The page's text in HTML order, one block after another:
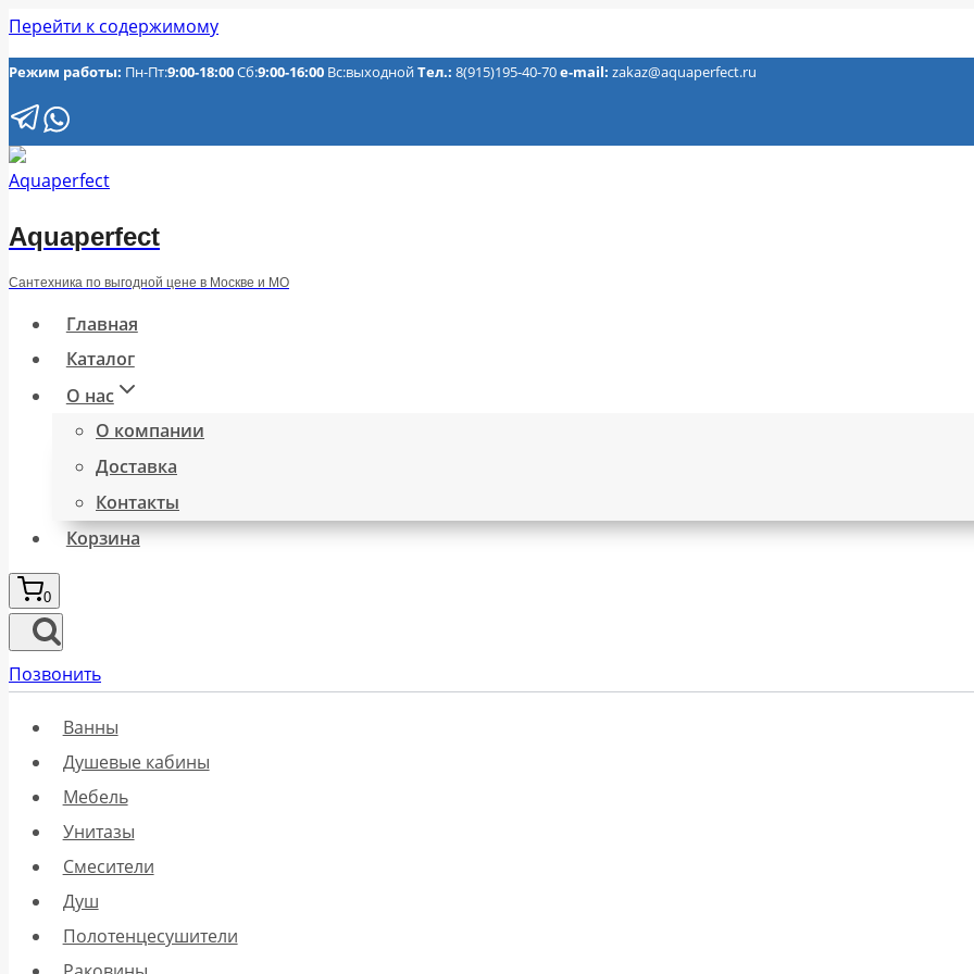
Перейти к содержимому
Режим работы: Пн-Пт:9:00-18:00Сб:9:00-16:00 Вс:выходнойТел.: 8(915)195-40-70e-mail: zakaz@aquaperfect.ru
Aquaperfect
Сантехника по выгодной цене в Москве и МО
Главная
Каталог
О нас
О компании
Доставка
Контакты
Корзина
0
Позвонить
Ванны
Душевые кабины
Мебель
Унитазы
Смесители
Душ
Полотенцесушители